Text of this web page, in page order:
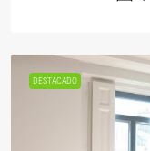
DESTACADO